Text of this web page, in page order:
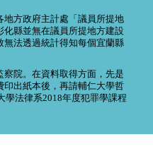
地方政府主計處「議員所提地
縣並無在議員所提地方建設
法透過統計得知每個宜蘭縣
院。在資料取得方面，先是
出紙本後，再請輔仁大學哲
學法律系2018年度犯罪學課程